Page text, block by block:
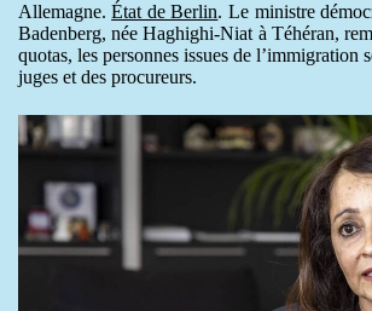
Allemagne.État de Berlin. Le ministre
Badenberg, née Haghighi-Niat à Téhéran,
quotas, les personnes issues de l’immigration
juges et des procureurs.